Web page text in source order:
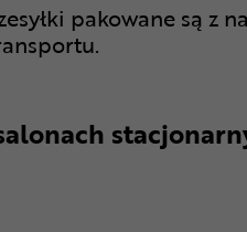
pakowane są